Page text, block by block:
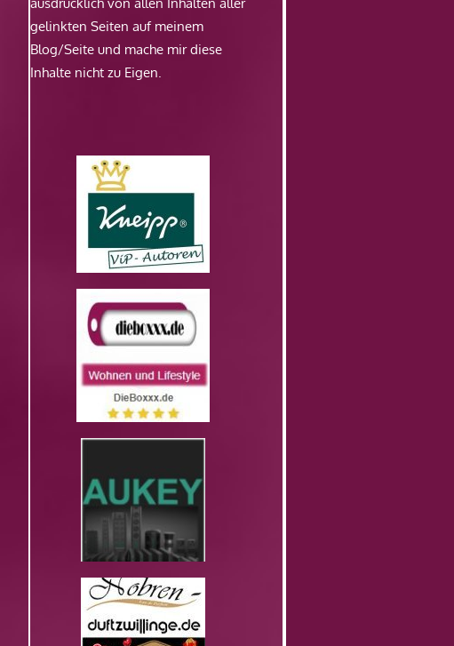
gelinkten Seiten auf meinem
Blog/Seite und mache mir diese
Inhalte nicht zu Eigen.